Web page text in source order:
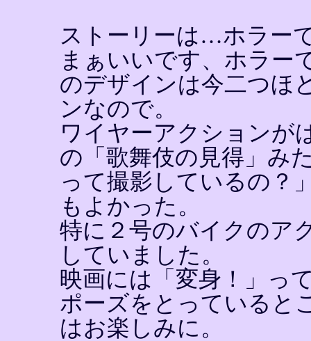
ストーリーは…ホラー
まぁいいです、ホラー
のデザインは今二つほ
ンなので。
ワイヤーアクションが
の「歌舞伎の見得」み
って撮影しているの？
もよかった。
特に２号のバイクのア
していました。
映画には「変身！」っ
ポーズをとっていると
はお楽しみに。